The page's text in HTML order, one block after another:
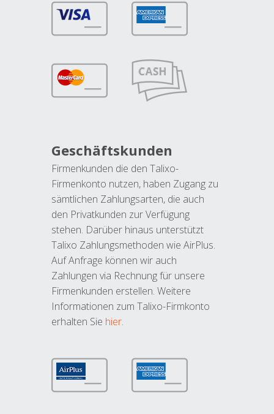
Geschäftskunden
Firmenkunden die den Talixo-
Firmenkonto nutzen, haben Zugang zu
sämtlichen Zahlungsarten, die auch
den Privatkunden zur Verfügung
stehen. Darüber hinaus unterstützt
Talixo Zahlungsmethoden wie AirPlus.
Auf Anfrage können wir auch
Zahlungen via Rechnung für unsere
Firmenkunden erstellen. Weitere
Informationen zum Talixo-Firmkonto
erhalten Sie hier.